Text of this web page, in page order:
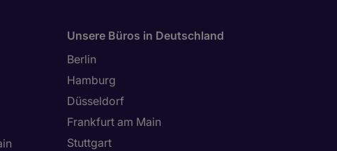
Unsere Büros in Deutschland
Berlin
Hamburg
Düsseldorf
Frankfurt am Main
Stuttgart